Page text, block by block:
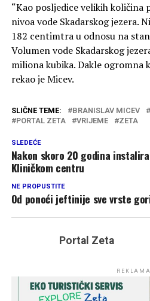
“Kao posljedice velikih količina
nivoa vode Skadarskog jezera.
182 centimtra u odnosu na
Volumen vode Skadarskog
miliona kubika. Dakle ogromna
rekao je Micev.
SLIČNE TEME: BRANISLAV MICEV
PORTAL ZETA
VRIJEME ZETA
SLEDEĆE
Nakon skoro 20 godina
Kliničkom centru
NE PROPUSTITE
Od ponoći jeftinije sve vrste
Portal Zeta
REKLAMA